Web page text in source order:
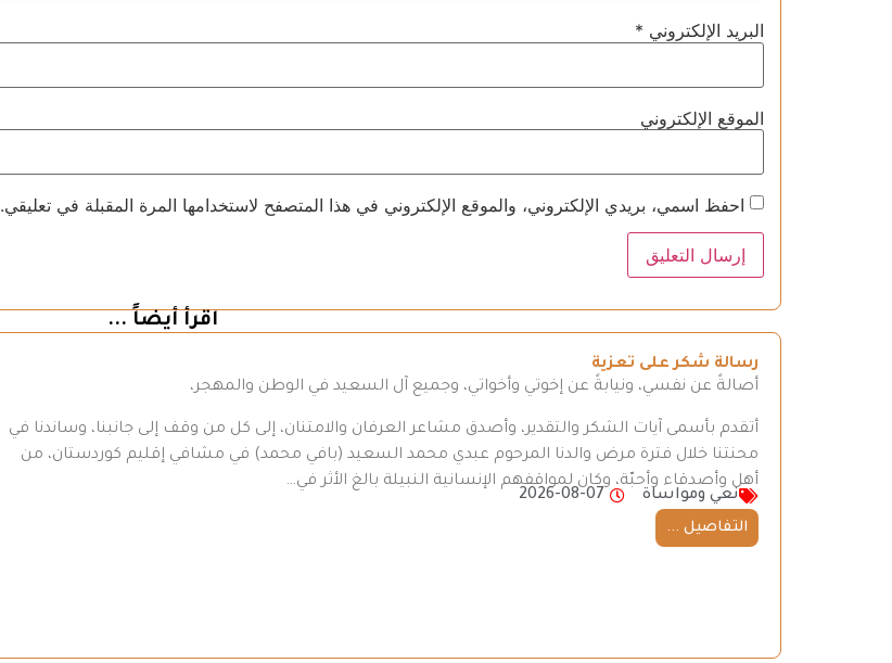
البريد الإلكتروني *
الموقع الإلكتروني
احفظ اسمي، بريدي الإلكتروني، والموقع الإلكتروني في هذا المتصفح لاستخدامها المرة المقبلة في تعليقي.
اقرأ أيضاً ...
رسالة شكر على تعزية
أصالةً عن نفسي، ونيابةً عن إخوتي وأخواتي، وجميع آل السعيد في الوطن والمهجر،
أتقدم بأسمى آيات الشكر والتقدير، وأصدق مشاعر العرفان والامتنان، إلى كل من وقف إلى جانبنا، وساندنا في
محنتنا خلال فترة مرض والدنا المرحوم عبدي محمد السعيد (بافي محمد) في مشافي إقليم كوردستان، من
أهل وأصدقاء وأحبّة، وكان لمواقفهم الإنسانية النبيلة بالغ الأثر في…
نعي ومواساة
2026-08-07
التفاصيل ...